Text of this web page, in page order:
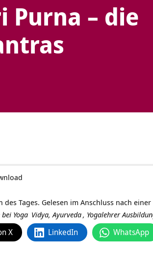
Purna – die
Tages. Gelesen im Anschluss nach einer
bei Yoga Vidya,Ayurveda, Yogalehrer
X LinkedIn WhatsApp